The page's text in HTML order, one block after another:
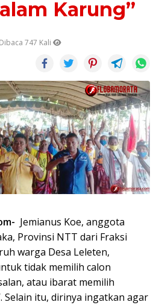
Karung”
747 Kali
Jemianus Koe, anggota
Provinsi NTT dari Fraksi
warga Desa Leleten,
tidak memilih calon
atau ibarat memilih
Selain itu, dirinya ingatkan agar